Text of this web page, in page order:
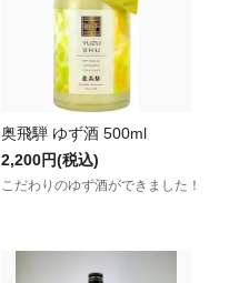
奥飛騨 ゆず酒 500ml
2,200円(税込)
こだわりのゆず酒ができました！